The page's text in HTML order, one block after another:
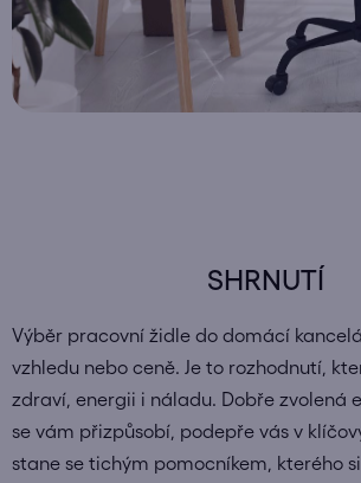
SHRNUTÍ
Výběr pracovní židle do domácí
vzhledu nebo ceně. Je to rozhodnutí,
zdraví, energii i náladu. Dobře zvolená
se vám přizpůsobí, podepře vás v
stane se tichým pomocníkem, kterého